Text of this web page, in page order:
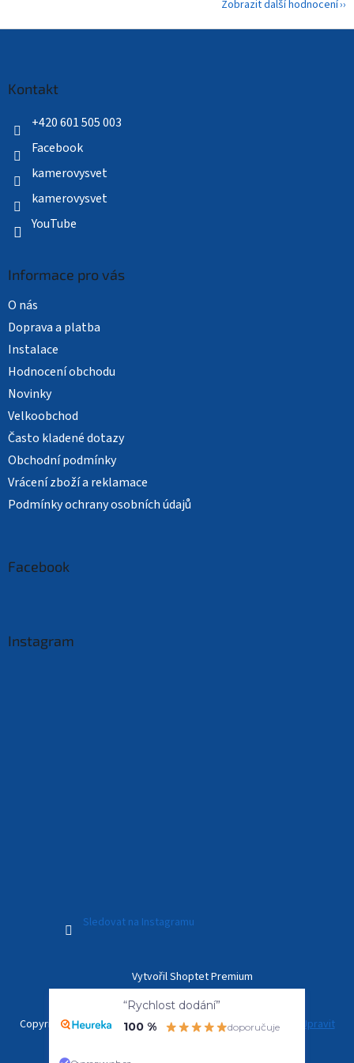
Zobrazit další hodnocení
Kontakt
+420 601 505 003
Facebook
kamerovysvet
kamerovysvet
YouTube
Informace pro vás
O nás
Doprava a platba
Instalace
Hodnocení obchodu
Novinky
Velkoobchod
Často kladené dotazy
Obchodní podmínky
Vrácení zboží a reklamace
Podmínky ochrany osobních údajů
Facebook
Instagram
Sledovat na Instagramu
Vytvořil Shoptet Premium
Copyright 2026Kamerový Svět. Všechna práva vyhrazena.
Upravit